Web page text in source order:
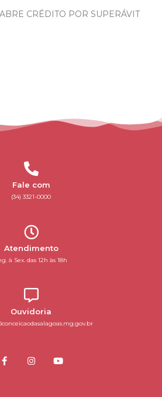
CRÉDITO POR SUPERÁVIT
Fale com
(34) 3321-0000
Atendimento
à Sex. das 12h às 18h
Ouvidoria